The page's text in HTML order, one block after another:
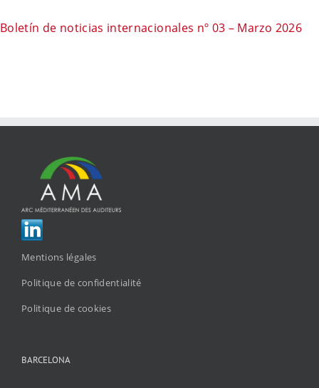
Boletín de noticias internacionales nº 03 – Marzo 2026
Mentions légales
Politique de confidentialité
Politique de cookies
BARCELONA